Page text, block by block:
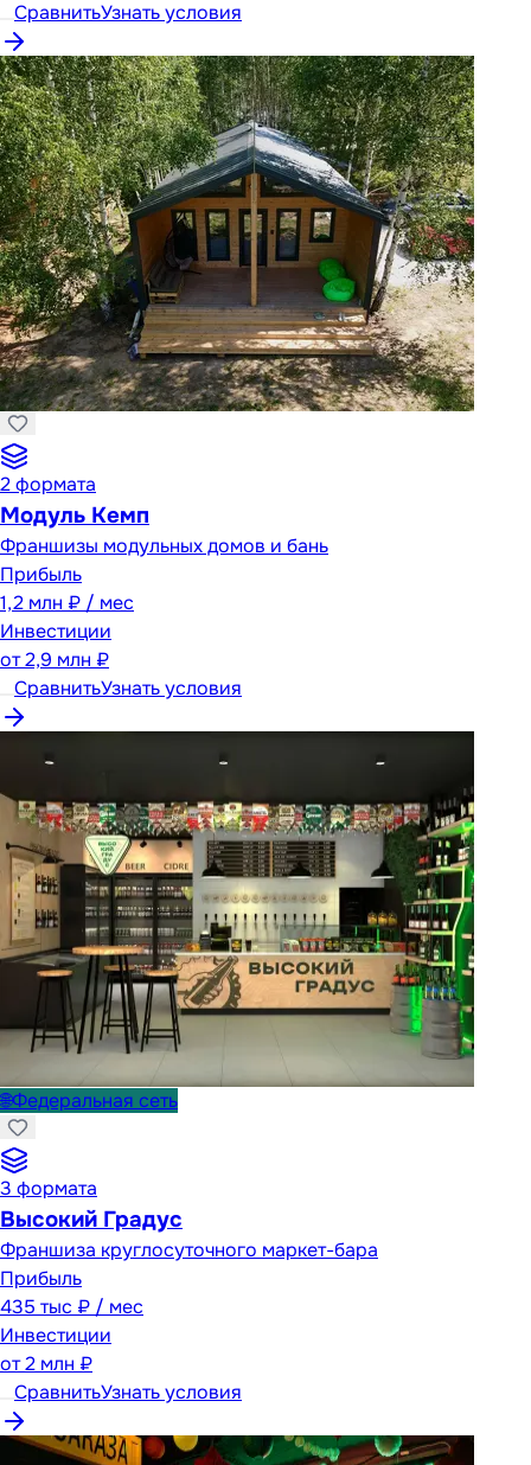
СравнитьУзнать условия
2формата
Модуль Кемп
Франшизы модульных домов и бань
Прибыль
1,2 млн ₽ / мес
Инвестиции
от2,9 млн ₽
СравнитьУзнать условия
🌐Федеральная сеть
3 формата
Высокий Градус
Франшиза круглосуточного маркет-бара
Прибыль
435 тыс ₽ / мес
Инвестиции
от2 млн ₽
СравнитьУзнать условия